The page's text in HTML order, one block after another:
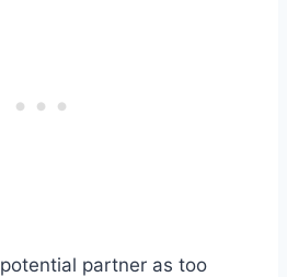
partner as too